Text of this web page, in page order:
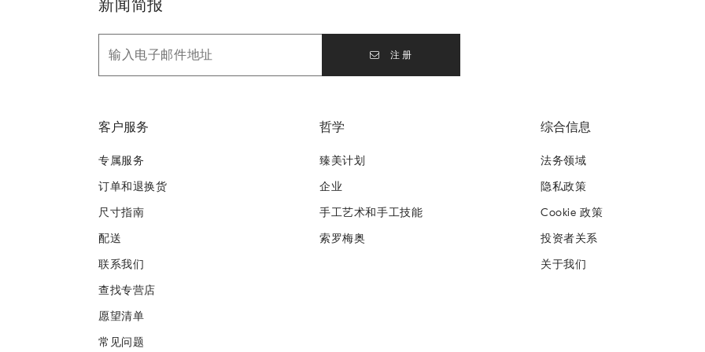
新闻简报
注册
客户服务
专属服务
订单和退换货
尺寸指南
配送
联系我们
查找专营店
愿望清单
常见问题
哲学
臻美计划
企业
手工艺术和手工技能
索罗梅奥
综合信息
法务领域
隐私政策
Cookie 政策
投资者关系
关于我们